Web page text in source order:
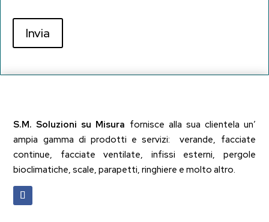
S.M. Soluzioni su Misura fornisce alla sua clientela un’
ampia gamma di prodotti e servizi: verande, facciate
continue, facciate ventilate, infissi esterni, pergole
bioclimatiche, scale, parapetti, ringhiere e molto altro.